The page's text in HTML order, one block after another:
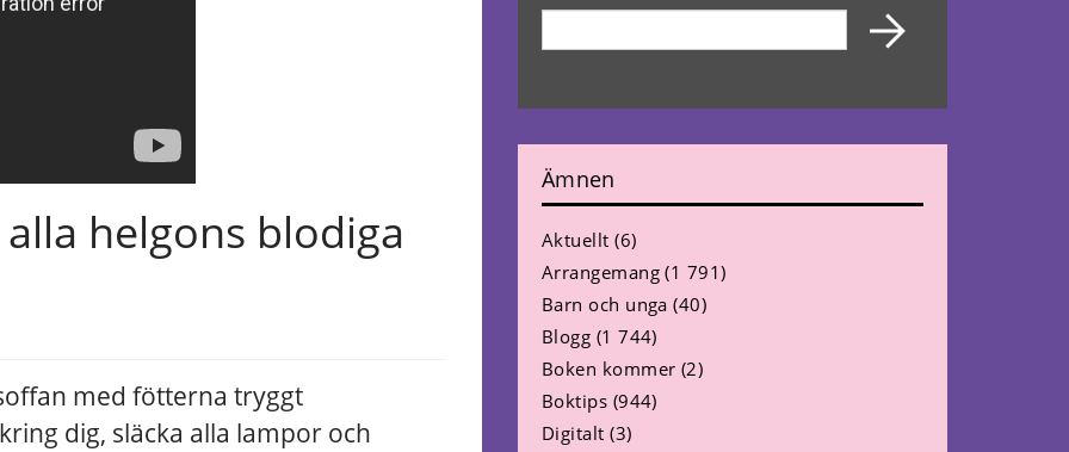
helgons blodiga
med fötterna tryggt
dig, släcka alla lampor och
Ämnen
Aktuellt (6)
Arrangemang(1 791)
Barn och unga (40)
Blogg (1 744)
Boken kommer (2)
Boktips (944)
Digitalt (3)